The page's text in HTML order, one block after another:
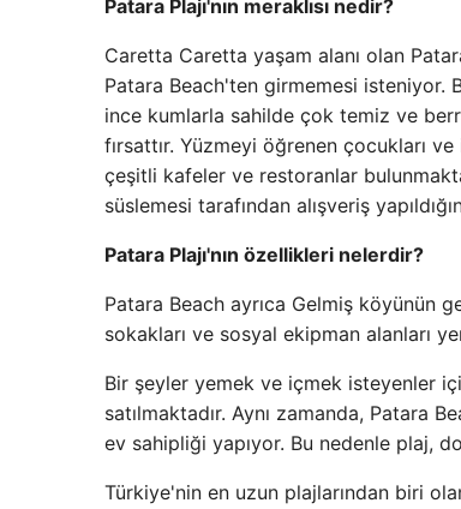
Patara Plajı'nın meraklısı nedir?
Caretta Caretta yaşam alanı olan
Patara Beach'ten girmemesi isteniyor.
ince kumlarla sahilde çok temiz ve
fırsattır. Yüzmeyi öğrenen çocukları
çeşitli kafeler ve restoranlar
süslemesi tarafından alışveriş
Patara Plajı'nın özellikleri nelerdir?
Patara Beach ayrıca Gelmiş köyünün
sokakları ve sosyal ekipman alanları
Bir şeyler yemek ve içmek isteyenler
satılmaktadır. Aynı zamanda, Patara
ev sahipliği yapıyor. Bu nedenle plaj,
Türkiye'nin en uzun plajlarından biri